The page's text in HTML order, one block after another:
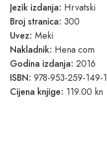
Jezik izdanja: Hrvatski
Broj stranica: 300
Uvez: Meki
Nakladnik: Hena com
Godina izdanja: 2016
ISBN: 978-953-259-149-1
Cijena knjige: 119.00 kn